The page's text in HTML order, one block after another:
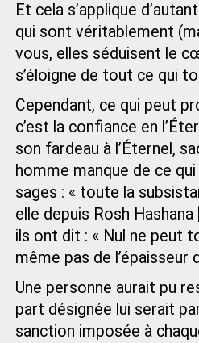
Et cela s’applique
qui sont véritablement
vous, elles séduisent le
s’éloigne de tout ce qui
Cependant, ce qui peut
c’est la confiance en
son fardeau à l’Éternel,
homme manque de ce
sages : « toute la
elle depuis Rosh
ils ont dit : « Nul ne peut
même pas de l’épaisseur
Une personne aurait pu
part désignée lui serait
sanction imposée à